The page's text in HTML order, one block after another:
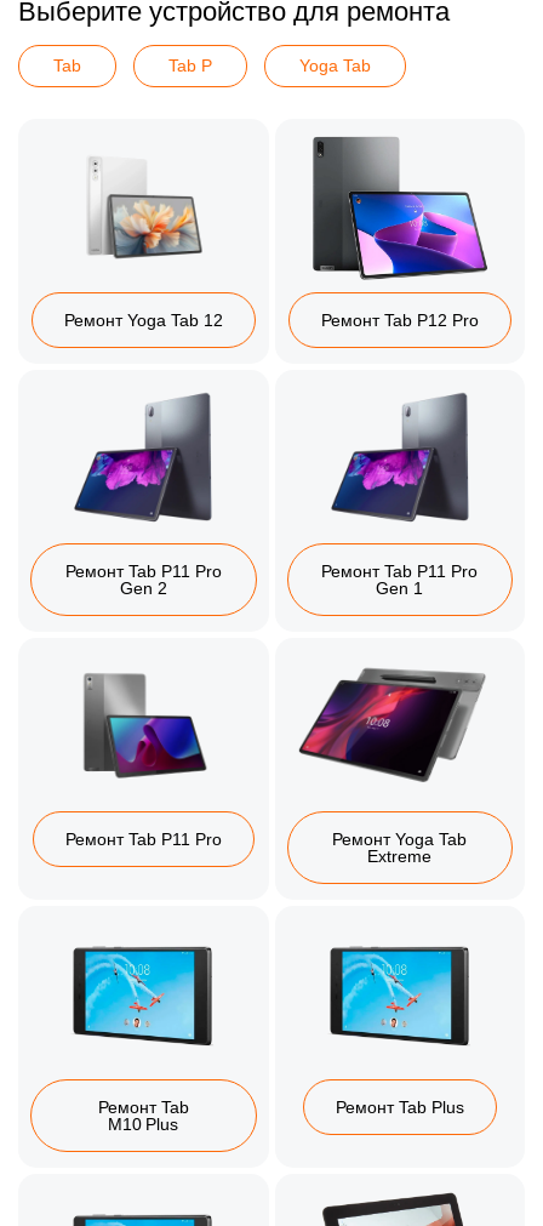
Выберите устройство для ремонта
Tab Tab P Yoga Tab
Ремонт Yoga Tab 12 Ремонт Tab P12 Pro
Ремонт Tab P11 Pro
Gen 2
Ремонт Tab P11 Pro
Gen 1
Ремонт Tab P11 Pro
Ремонт Yoga Tab
Extreme
Ремонт Tab
M10 Plus
Ремонт Tab Plus